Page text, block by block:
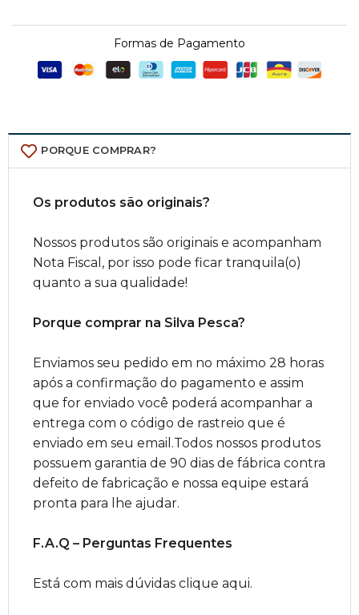
Formas de Pagamento
PORQUE COMPRAR?
Os produtos são originais?
Nossos produtos são originais e acompanham
Nota Fiscal, por isso pode ficar tranquila(o)
quanto a sua qualidade!
Porque comprar na Silva Pesca?
Enviamos seu pedido em no máximo 28 horas
após a confirmação do pagamento e assim
que for enviado você poderá acompanhar a
entrega com o código de rastreio que é
enviado em seu email.Todos nossos produtos
possuem garantia de 90 dias de fábrica contra
defeito de fabricação e nossa equipe estará
pronta para lhe ajudar.
F.A.Q – Perguntas Frequentes
Está com mais dúvidas clique aqui.